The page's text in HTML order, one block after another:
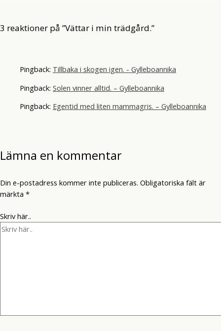
3 reaktioner på ”Vättar i min trädgård.”
Pingback: Tillbaka i skogen igen. - Gylleboannika
Pingback: Solen vinner alltid. – Gylleboannika
Pingback: Egentid med liten mammagris. – Gylleboannika
Lämna en kommentar
Din e-postadress kommer inte publiceras. Obligatoriska fält är
märkta *
Skriv här..